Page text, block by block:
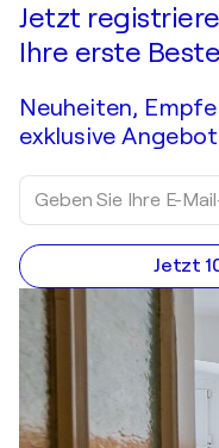
Jetzt
Ihre erste
Neuheiten,
exklusive
Jetzt